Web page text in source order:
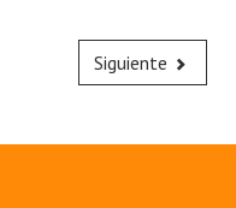
Siguiente